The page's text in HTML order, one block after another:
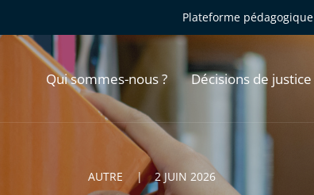
Plateforme pédagogique
Qui sommes-nous ? Décisions de justice
AUTRE 2 JUIN 2026